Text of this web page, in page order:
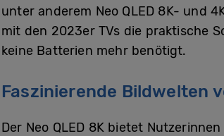
unter anderem Neo QLED 8K- und
mit den 2023er TVs die praktische
keine Batterien mehr benötigt.
Faszinierende Bildwelten
Der Neo QLED 8K bietet